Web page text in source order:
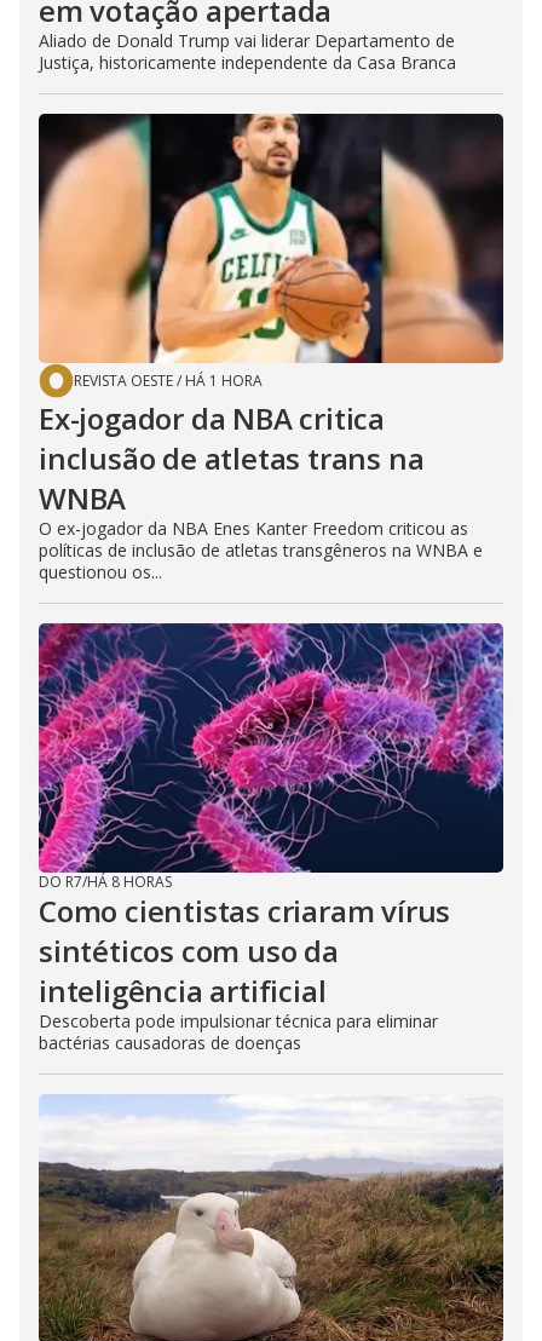
em votação apertada
Aliado de Donald Trump vai liderar Departamento de
Justiça, historicamente independente da Casa Branca
REVISTA OESTE/ HÁ 1 HORA
Ex-jogador da NBA critica
inclusão de atletas trans na
WNBA
O ex-jogador da NBA Enes Kanter Freedom criticou as
políticas de inclusão de atletas transgêneros na WNBA e
questionou os...
DO R7/HÁ 8 HORAS
Como cientistas criaram vírus
sintéticos com uso da
inteligência artificial
Descoberta pode impulsionar técnica para eliminar
bactérias causadoras de doenças